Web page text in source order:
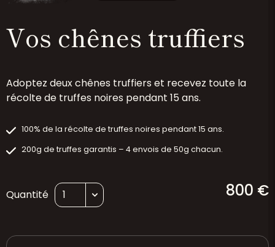
Vos chênes truffiers
Adoptez deux chênes truffiers et recevez toute la
récolte de truffes noires pendant 15 ans.
100% de la récolte de truffes noires pendant 15 ans.
200g de truffes garantis – 4 envois de 50g chacun.
Quantité 800 €